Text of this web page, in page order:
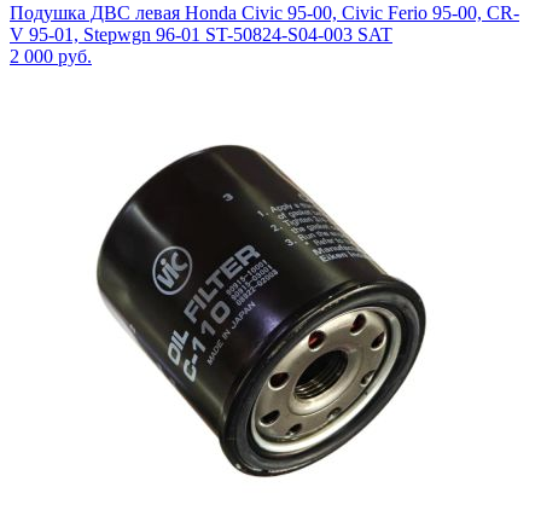
Подушка ДВС левая Honda Civic 95-00, Civic Ferio 95-00, CR-
V 95-01, Stepwgn 96-01 ST-50824-S04-003 SAT
2 000 руб.